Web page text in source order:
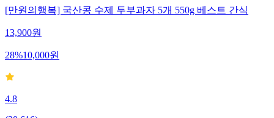
[만원의행복] 국산콩 수제 두부과자 5개 550g 베스트 간식
13,900원
28%10,000원
4.8